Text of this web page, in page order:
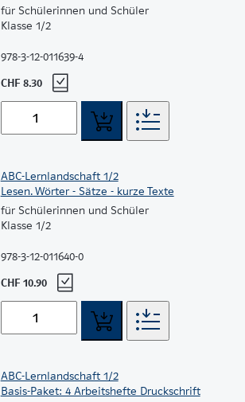
für Schülerinnen und Schüler
Klasse 1/2
978-3-12-011639-4
CHF 8.30
ABC-Lernlandschaft 1/2
Lesen. Wörter - Sätze - kurze Texte
für Schülerinnen und Schüler
Klasse 1/2
978-3-12-011640-0
CHF 10.90
ABC-Lernlandschaft 1/2
Basis-Paket: 4 Arbeitshefte Druckschrift